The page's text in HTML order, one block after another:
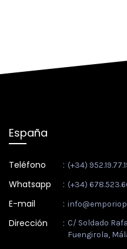
España
Teléfono : (+34)
Whatsapp : (+34)
E-mail :
Dirección : C/ Soldado
Fuengirola,